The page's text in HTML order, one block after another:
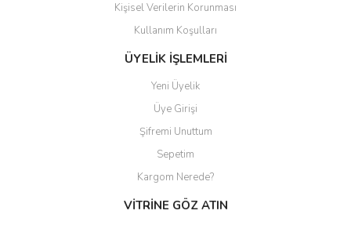
Gönder
Kişisel Verilerin Korunması
Kullanım Koşulları
ÜYELİK İŞLEMLERİ
Yeni Üyelik
Üye Girişi
Şifremi Unuttum
Sepetim
Kargom Nerede?
VİTRİNE GÖZ ATIN